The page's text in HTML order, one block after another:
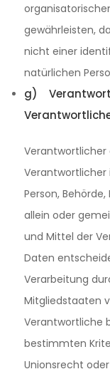
gewährleisten,
nicht einer
natürlichen
g)
Verantwortlicher
Verantwortlicher
Person,
allein oder
und Mittel der
Daten
Verarbeitung
Mitgliedstaaten
Verantwortliche
bestimmten
Unionsrecht